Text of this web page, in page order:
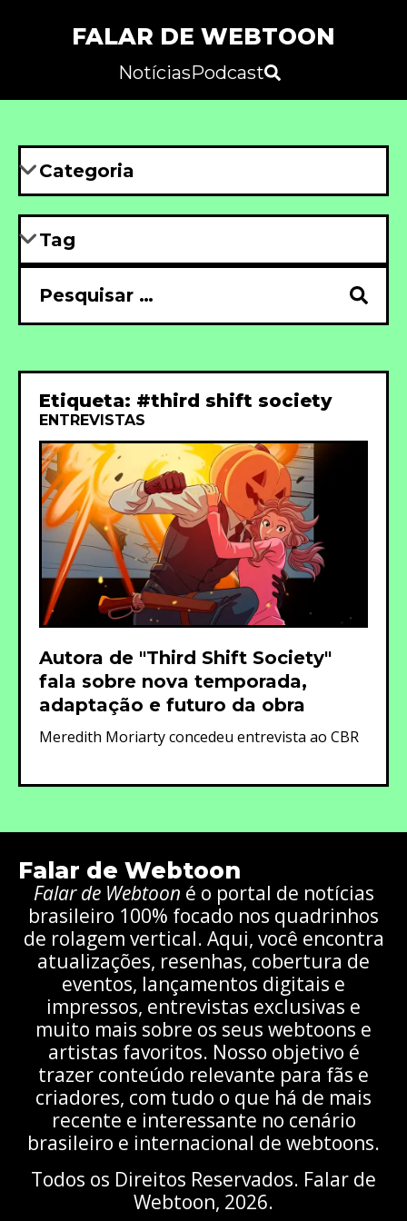
FALAR DE WEBTOON
NotíciasPodcast
Etiqueta: #third shift society
ENTREVISTAS
Autora de "Third Shift Society"
fala sobre nova temporada,
adaptação e futuro da obra
Meredith Moriarty concedeu entrevista ao CBR
Falar de Webtoon
Falar de Webtoon é o portal de notícias
brasileiro 100% focado nos quadrinhos
de rolagem vertical. Aqui, você encontra
atualizações, resenhas, cobertura de
eventos, lançamentos digitais e
impressos, entrevistas exclusivas e
muito mais sobre os seus webtoons e
artistas favoritos. Nosso objetivo é
trazer conteúdo relevante para fãs e
criadores, com tudo o que há de mais
recente e interessante no cenário
brasileiro e internacional de webtoons.
Todos os Direitos Reservados. Falar de
Webtoon, 2026.